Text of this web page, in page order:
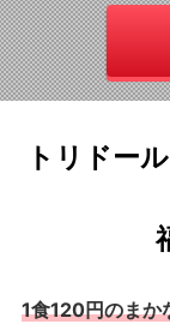
トリドー
1食120円のまか